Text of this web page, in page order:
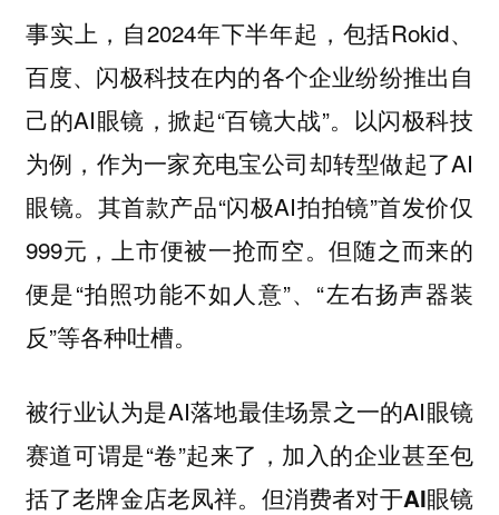
事实上，自2024年下半年起，包括Rokid、
百度、闪极科技在内的各个企业纷纷推出自
己的AI眼镜，掀起“百镜大战”。以闪极科技
为例，作为一家充电宝公司却转型做起了AI
眼镜。其首款产品“闪极AI拍拍镜”首发价仅
999元，上市便被一抢而空。但随之而来的
便是“拍照功能不如人意”、“左右扬声器装
反”等各种吐槽。
被行业认为是AI落地最佳场景之一的AI眼镜
赛道可谓是“卷”起来了，加入的企业甚至包
括了老牌金店老凤祥。 但消费者对于AI眼镜